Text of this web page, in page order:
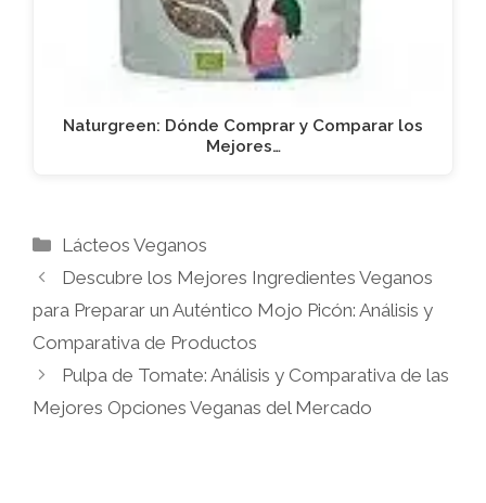
Naturgreen: Dónde Comprar y Comparar los
Mejores…
Categorías
Lácteos Veganos
Descubre los Mejores Ingredientes Veganos
para Preparar un Auténtico Mojo Picón: Análisis y
Comparativa de Productos
Pulpa de Tomate: Análisis y Comparativa de las
Mejores Opciones Veganas del Mercado